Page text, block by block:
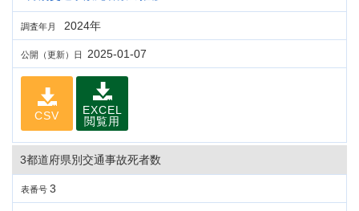
調査年月 2024年
公開（更新）日 2025-01-07
CSV
EXCEL
閲覧用
3都道府県別交通事故死者数
表番号 3